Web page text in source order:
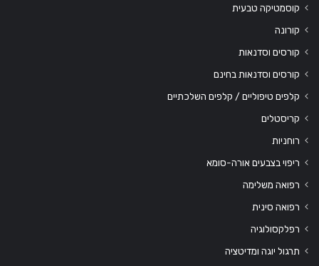
קוסמטיקה טבעית
קורונה
קורסים וסדנאות
קורסים וסדנאות בחינם
קלפים טיפוליים / קלפים השלכתיים
קריסטלים
רוחניות
ריפוי בצבעים אורה-סומא
רפואה משלימה
רפואה סינית
רפלקסולוגיה
תרגול יוגה ומדיטציה